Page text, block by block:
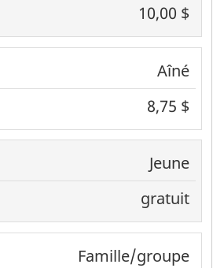
10,00 $
Aîné
8,75 $
Jeune
gratuit
Famille/groupe